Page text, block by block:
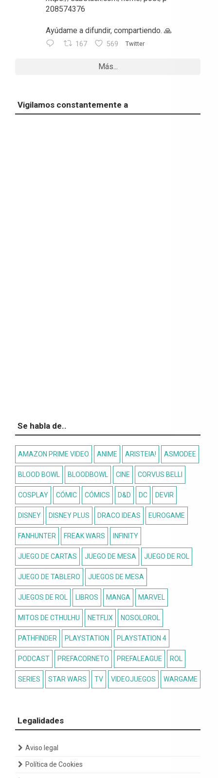
208574376
Ayúdame a difundir, compartiendo. 🙏
167 569 Twitter
Más...
Vigilamos constantemente a
Se habla de..
AMAZON PRIME VIDEO ANIME ARISTEIA! ASMODEE
BLOOD BOWL BLOODBOWL CINE CORVUS BELLI
COSPLAY CÓMIC CÓMICS D&D DC DEVIR
DISNEY DISNEY PLUS DRACO IDEAS EUROGAME
FANHUNTER FREAK WARS INFINITY
JUEGO DE CARTAS JUEGO DE MESA JUEGO DE ROL
JUEGO DE TABLERO JUEGOS DE MESA
JUEGOS DE ROL LIBROS MANGA MARVEL
MITOS DE CTHULHU NETFLIX NOSOLOROL
PATHFINDER PLAYSTATION PLAYSTATION 4
PODCAST PREFACORNETO PREFALEAGUE ROL
SERIES STAR WARS TV VIDEOJUEGOS WARGAME
Legalidades
Aviso legal
Política de Cookies